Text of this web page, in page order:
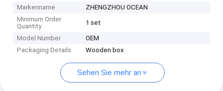
Markenname
ZHENGZHOU OCEAN
Minimum Order
Quantity
1 set
Model Number
OEM
Packaging Details
Wooden box
Sehen Sie mehr an